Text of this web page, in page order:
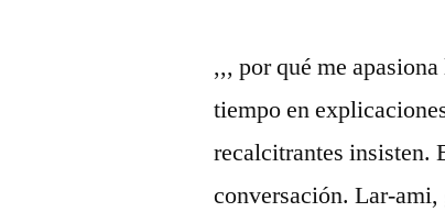
,,, por qué me
tiempo en
recalcitrantes insisten.
conversación. Lar-ami,